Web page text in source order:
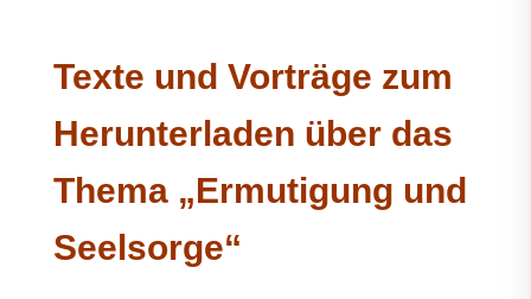
Texte und Vorträge zum
Herunterladen über das
Thema „Ermutigung und
Seelsorge“